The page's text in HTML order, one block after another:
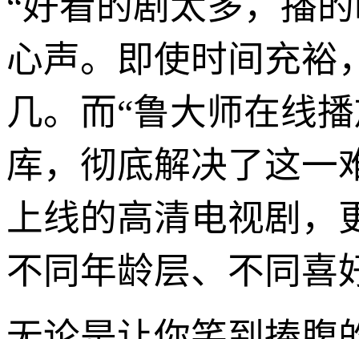
心声。即使时间充裕
几。而“鲁大师在线
库，彻底解决了这一
上线的高清电视剧，
不同年龄层、不同喜